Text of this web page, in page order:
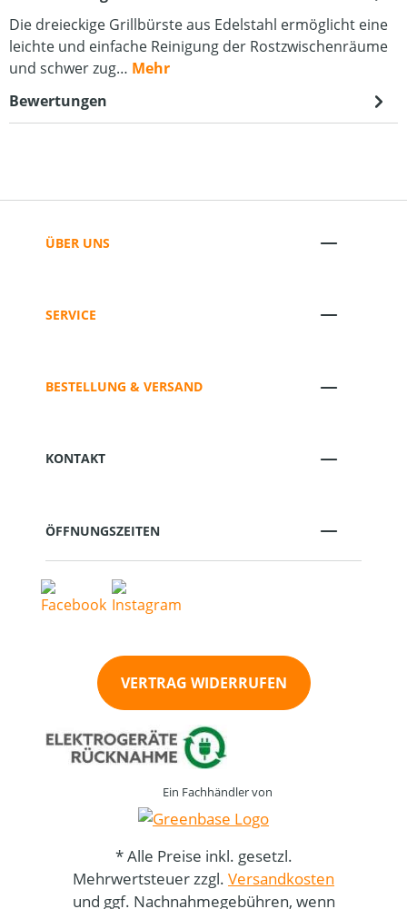
Die dreieckige Grillbürste aus Edelstahl ermöglicht eine
leichte und einfache Reinigung der Rostzwischenräume
und schwer zug… Mehr
Bewertungen
ÜBER UNS
SERVICE
BESTELLUNG & VERSAND
KONTAKT
ÖFFNUNGSZEITEN
VERTRAG WIDERRUFEN
Ein Fachhändler von
* Alle Preise inkl. gesetzl.
Mehrwertsteuer zzgl. Versandkosten
und ggf. Nachnahmegebühren, wenn